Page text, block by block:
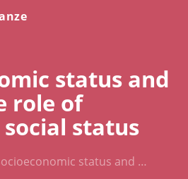
status and
role of
status
status and …